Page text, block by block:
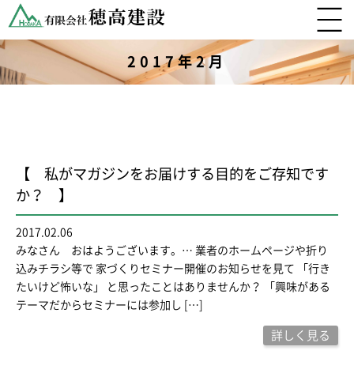
2017年2月
【 私がマガジンをお届けする目的をご存知です
か？ 】
2017.02.06
みなさん おはようございます。… 業者のホームページや折り
込みチラシ等で 家づくりセミナー開催のお知らせを見て 「行き
たいけど怖いな」 と思ったことはありませんか？ 「興味がある
テーマだからセミナーには参加し […]
詳しく見る